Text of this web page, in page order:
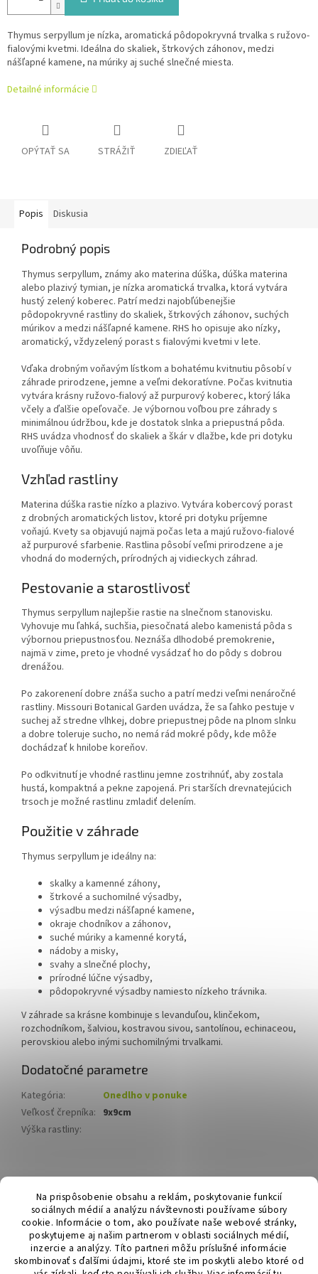
Na prispôsobenie obsahu a reklám, poskytovanie funkcií
sociálnych médií a analýzu návštevnosti používame súbory
cookie. Informácie o tom, ako používate naše webové stránky,
poskytujeme aj našim partnerom v oblasti sociálnych médií,
inzercie a analýzy. Títo partneri môžu príslušné informácie
skombinovať s ďalšími údajmi, ktoré ste im poskytli alebo ktoré od
Thymus serpyllum je nízka, aromatická pôdopokryvná trvalka s ružovo-
fialovými kvetmi. Ideálna do skaliek, štrkových záhonov, medzi
nášľapné kamene, na múriky aj suché slnečné miesta.
Detailné informácie
OPÝTAŤ SA STRÁŽIŤ ZDIEĽAŤ
Popis Diskusia
Podrobný popis
Thymus serpyllum, známy ako materina dúška, dúška materina
alebo plazivý tymian, je nízka aromatická trvalka, ktorá vytvára
hustý zelený koberec. Patrí medzi najobľúbenejšie
pôdopokryvné rastliny do skaliek, štrkových záhonov, suchých
múrikov a medzi nášľapné kamene. RHS ho opisuje ako nízky,
aromatický, vždyzelený porast s fialovými kvetmi v lete.
Vďaka drobným voňavým lístkom a bohatému kvitnutiu pôsobí v
záhrade prirodzene, jemne a veľmi dekoratívne. Počas kvitnutia
vytvára krásny ružovo-fialový až purpurový koberec, ktorý láka
včely a ďalšie opeľovače. Je výbornou voľbou pre záhrady s
minimálnou údržbou, kde je dostatok slnka a priepustná pôda.
RHS uvádza vhodnosť do skaliek a škár v dlažbe, kde pri dotyku
uvoľňuje vôňu.
Vzhľad rastliny
Materina dúška rastie nízko a plazivo. Vytvára kobercový porast
z drobných aromatických listov, ktoré pri dotyku príjemne
voňajú. Kvety sa objavujú najmä počas leta a majú ružovo-fialové
až purpurové sfarbenie. Rastlina pôsobí veľmi prirodzene a je
vhodná do moderných, prírodných aj vidieckych záhrad.
Pestovanie a starostlivosť
Thymus serpyllum najlepšie rastie na slnečnom stanovisku.
Vyhovuje mu ľahká, suchšia, piesočnatá alebo kamenistá pôda s
výbornou priepustnosťou. Neznáša dlhodobé premokrenie,
najmä v zime, preto je vhodné vysádzať ho do pôdy s dobrou
drenážou.
Po zakorenení dobre znáša sucho a patrí medzi veľmi nenáročné
rastliny. Missouri Botanical Garden uvádza, že sa ľahko pestuje v
suchej až stredne vlhkej, dobre priepustnej pôde na plnom slnku
a dobre toleruje sucho, no nemá rád mokré pôdy, kde môže
dochádzať k hnilobe koreňov.
Po odkvitnutí je vhodné rastlinu jemne zostrihnúť, aby zostala
hustá, kompaktná a pekne zapojená. Pri starších drevnatejúcich
trsoch je možné rastlinu zmladiť delením.
Použitie v záhrade
Thymus serpyllum je ideálny na:
skalky a kamenné záhony,
štrkové a suchomilné výsadby,
výsadbu medzi nášľapné kamene,
okraje chodníkov a záhonov,
suché múriky a kamenné korytá,
nádoby a misky,
svahy a slnečné plochy,
prírodné lúčne výsadby,
pôdopokryvné výsadby namiesto nízkeho trávnika.
V záhrade sa krásne kombinuje s levanduľou, klinčekom,
rozchodníkom, šalviou, kostravou sivou, santolínou, echinaceou,
perovskiou alebo inými suchomilnými trvalkami.
Dodatočné parametre
Kategória:
Onedlho v ponuke
Veľkosť črepníka: 9x9cm
Výška rastliny:
á
Hurmikaki.com